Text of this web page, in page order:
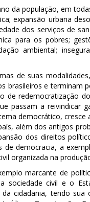
da população, em
expansão urbana
dos serviços de
para os pobres;
ambiental;
de suas
brasileiros e
de redemocratização
passam a reivindicar
democrático,
além dos antigos
dos direitos
democracia, a
organizada na
marcante de
sociedade civil e o
cidadania, tendo